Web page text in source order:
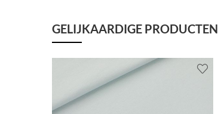
GELIJKAARDIGE PRODUCTEN